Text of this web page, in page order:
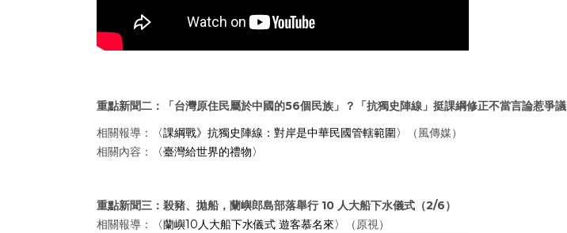
重點新聞二：「台灣原住民屬於中國的56個民族」？「抗獨史陣線」挺課綱修正不當言論惹爭議
相關報導：
〈課綱戰》抗獨史陣線：對岸是中華民國管轄範圍〉
（風傳媒）
相關內容：
〈臺灣給世界的禮物〉
重點新聞三：殺豬、拋船，蘭嶼郎島部落舉行 10 人大船下水儀式（2/6）
相關報導：
〈蘭嶼10人大船下水儀式 遊客慕名來〉 （原視）